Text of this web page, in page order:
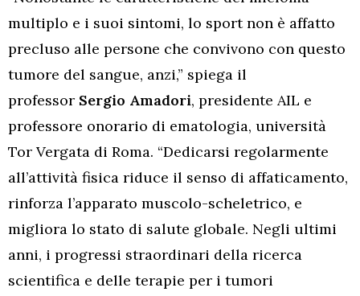
multiplo e i suoi sintomi, lo sport non è affatto
precluso alle persone che convivono con questo
tumore del sangue, anzi,” spiega il
professor Sergio Amadori, presidente AIL e
professore onorario di ematologia, università
Tor Vergata di Roma. “Dedicarsi regolarmente
all’attività fisica riduce il senso di affaticamento,
rinforza l’apparato muscolo-scheletrico, e
migliora lo stato di salute globale. Negli ultimi
anni, i progressi straordinari della ricerca
scientifica e delle terapie per i tumori